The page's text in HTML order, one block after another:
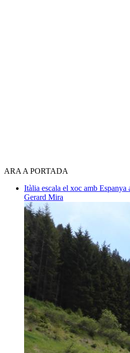
ARA A PORTADA
Itàlia escala el xoc amb Espanya
Gerard Mira